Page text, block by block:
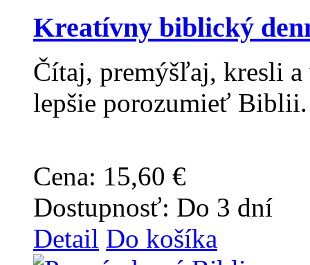
Kreatívny biblický
Čítaj, premýšľaj, kresli
lepšie porozumieť Biblii.
Cena: 15,60 €
Dostupnosť: Do 3 dní
Detail Do košíka